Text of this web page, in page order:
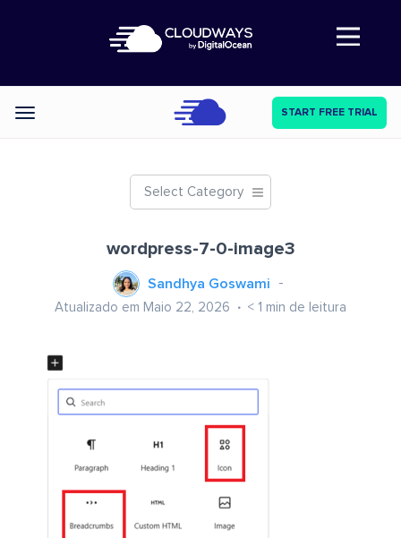
Abre a navegação
Categories START FREE TRIAL
Select Category
wordpress-7-0-image3
Sandhya Goswami
Atualizado em Maio 22, 2026 < 1 min de leitura